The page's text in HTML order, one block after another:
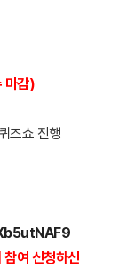
마감)
즈쇼 진행
여 신청하신